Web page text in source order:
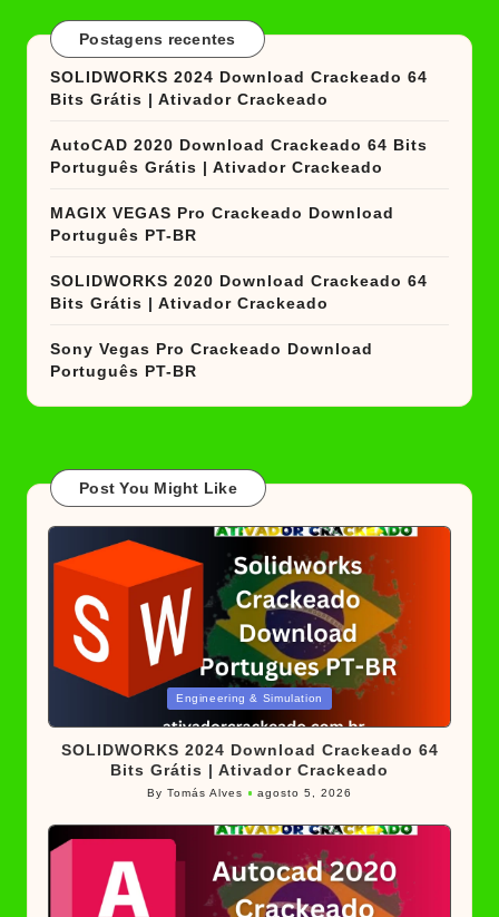
Postagens recentes
SOLIDWORKS 2024 Download Crackeado 64
Bits Grátis | Ativador Crackeado
AutoCAD 2020 Download Crackeado 64 Bits
Português Grátis | Ativador Crackeado
MAGIX VEGAS Pro Crackeado Download
Português PT-BR
SOLIDWORKS 2020 Download Crackeado 64
Bits Grátis | Ativador Crackeado
Sony Vegas Pro Crackeado Download
Português PT-BR
Post You Might Like
Engineering & Simulation
SOLIDWORKS 2024 Download Crackeado 64
Bits Grátis | Ativador Crackeado
Posted
ByTomás Alves agosto 5, 2026